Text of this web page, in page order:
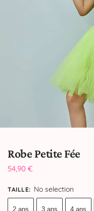
Robe Petite Fée
54,90 €
TAILLE: No selection
2 ans 3 ans 4 ans